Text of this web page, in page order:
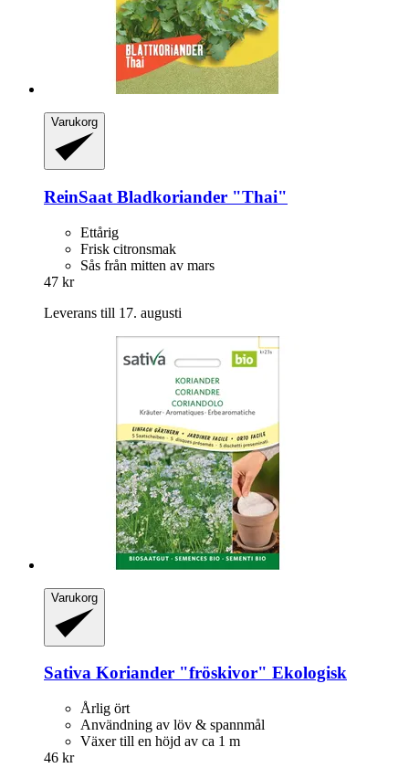
Varukorg
ReinSaat Bladkoriander "Thai"
Ettårig
Frisk citronsmak
Sås från mitten av mars
47 kr
Leverans till 17. augusti
Varukorg
Sativa Koriander "fröskivor" Ekologisk
Årlig ört
Användning av löv & spannmål
Växer till en höjd av ca 1 m
46 kr